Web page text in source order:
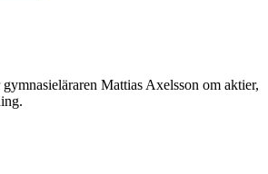
Mattias Axelsson om aktier,